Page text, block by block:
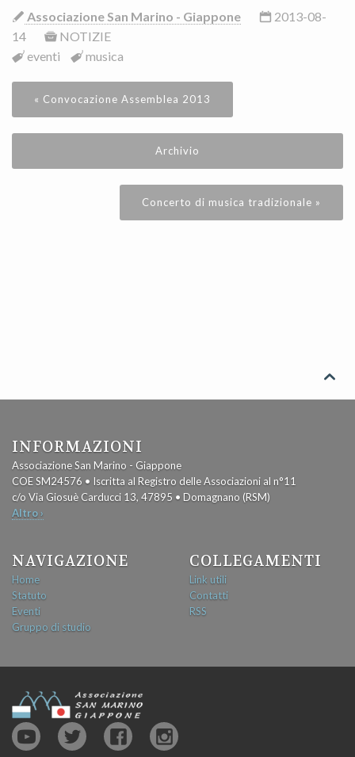
Associazione San Marino - Giappone
2013-08-
14
NOTIZIE
eventi
musica
« Convocazione Assemblea 2013
Archivio
Concerto di musica tradizionale »

INFORMAZIONI
Associazione San Marino - Giappone
COE SM24576 • Iscritta al Registro delle Associazioni al n°11
c/o Via Giosuè Carducci 13, 47895 • Domagnano (RSM)
Altro ›
NAVIGAZIONE
Home
Statuto
Eventi
Gruppo di studio
COLLEGAMENTI
Link utili
Contatti
RSS